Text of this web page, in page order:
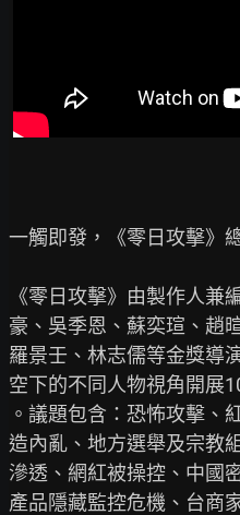
一觸即發，《零日攻擊》
《零日攻擊》由製作人兼
豪、吳季恩、蘇奕瑄、趙
羅景壬、林志儒等金獎導
空下的不同人物視角開展
。議題包含：恐怖攻擊、
造內亂、地方選舉及宗教
滲透、網紅被操控、中國
產品隱藏監控危機、台商